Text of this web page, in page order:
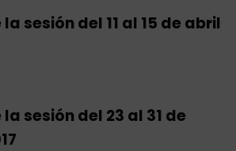
sesión del 11 al 15 de abril
sesión del 23 al 31 de